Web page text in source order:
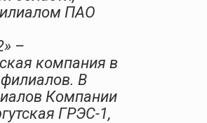
ПАО
–
компания в
В
Компании
ГРЭС-1,